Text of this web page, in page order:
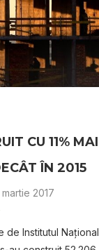
CU 11% MAI
ÎN 2015
martie 2017
de Institutul Național